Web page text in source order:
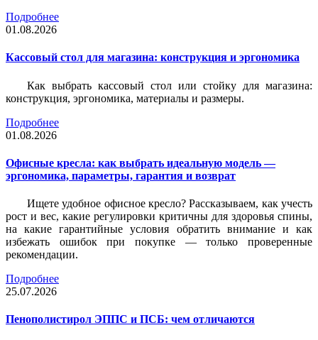
Подробнее
01.08.2026
Кассовый стол для магазина: конструкция и эргономика
Как выбрать кассовый стол или стойку для магазина:
конструкция, эргономика, материалы и размеры.
Подробнее
01.08.2026
Офисные кресла: как выбрать идеальную модель —
эргономика, параметры, гарантия и возврат
Ищете удобное офисное кресло? Рассказываем, как учесть
рост и вес, какие регулировки критичны для здоровья спины,
на какие гарантийные условия обратить внимание и как
избежать ошибок при покупке — только проверенные
рекомендации.
Подробнее
25.07.2026
Пенополистирол ЭППС и ПСБ: чем отличаются